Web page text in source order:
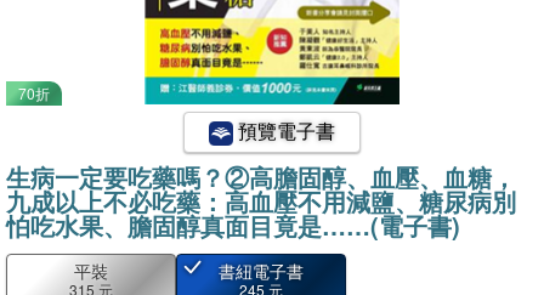
70折
預覽電子書
生病一定要吃藥嗎？②高膽固醇、血壓、血糖，
九成以上不必吃藥：高血壓不用減鹽、糖尿病別
怕吃水果、膽固醇真面目竟是……(電子書)
平裝
315 元
書紐電子書
245 元